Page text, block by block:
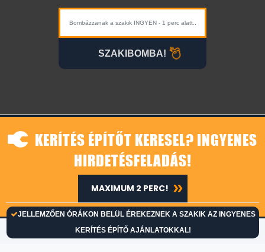
SZAKIBOMBA!
KERÍTÉS ÉPÍTŐT KERESEL? INGYENES
HIRDETÉSFELADÁS!
JELLEMZŐEN ÓRÁKON BELÜL ÉREKEZNEK A SZAKIK AZ INGYENES
KERÍTÉS ÉPÍTŐ AJÁNLATOKKAL!
MAXIMUM 2 PERC!